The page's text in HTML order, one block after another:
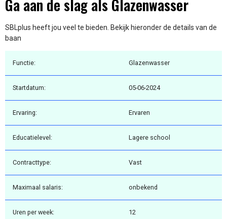
Ga aan de slag als Glazenwasser
SBLplus heeft jou veel te bieden. Bekijk hieronder de details van de
baan
Functie: Glazenwasser
Startdatum: 05-06-2024
Ervaring: Ervaren
Educatielevel: Lagere school
Contracttype: Vast
Maximaal salaris: onbekend
Uren per week: 12